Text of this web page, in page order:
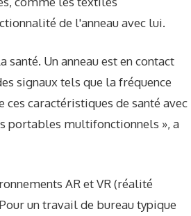
de l'anneau avec lui.
Un anneau est en contact
signaux tels que la fréquence
caractéristiques de santé avec
portables multifonctionnels », a
AR et VR (réalité
un travail de bureau typique